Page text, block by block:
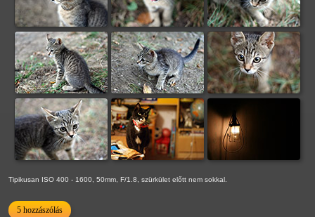
Tipikusan ISO 400 - 1600, 50mm, F/1.8, szürkület előtt nem sokkal.
5 hozzászólás